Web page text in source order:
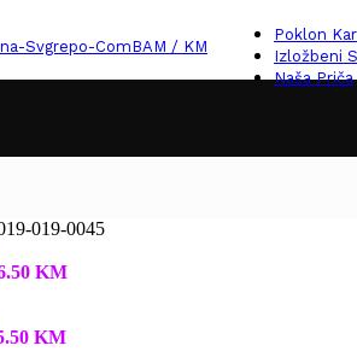
BAM / KM
Poklon
Izložbeni
Naša Priča
019-0045
KM
KM